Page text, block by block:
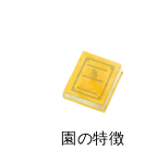
園の特徴